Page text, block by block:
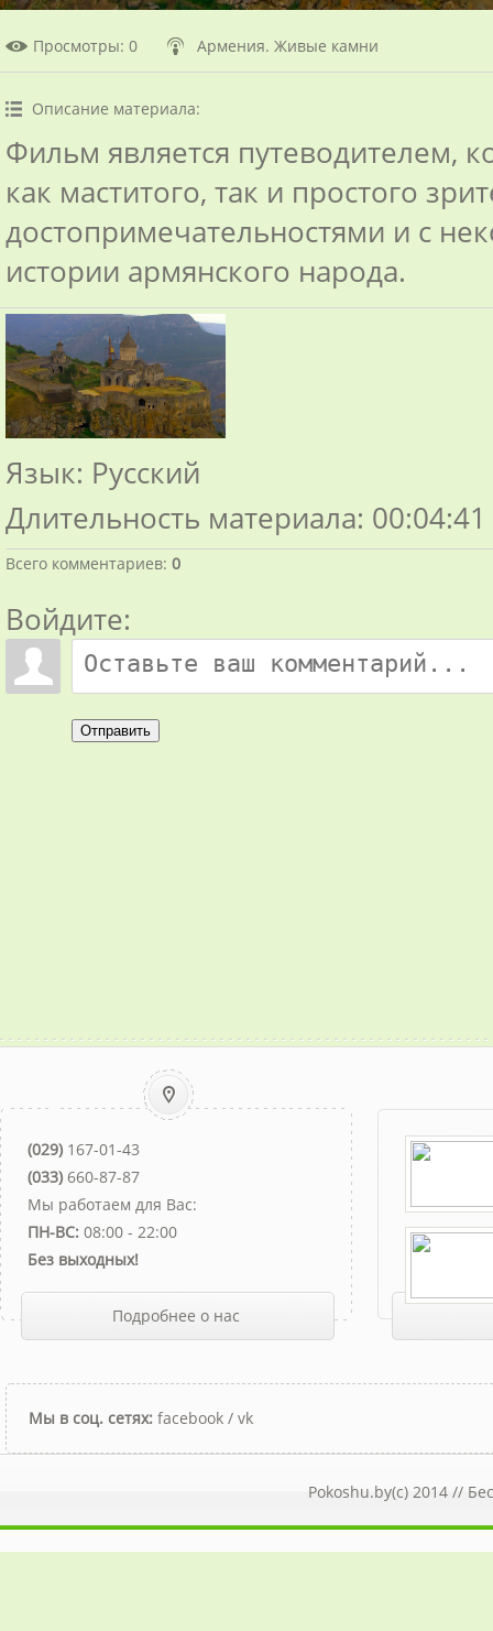
Просмотры: 0 Армения. Живые камни
Описание материала:
Фильм является путеводителем,
как маститого, так и простого
достопримечательностями и с
истории армянского народа.
Язык: Русский
Длительность материала: 00:04:41
Всего комментариев: 0
Войдите:
Отправить
(029) 167-01-43
(033) 660-87-87
Мы работаем для Вас:
ПН-ВС: 08:00 - 22:00
Без выходных!
Подробнее о нас
Мы в соц. сетях: facebook / vk
Pokoshu.by(c) 2014 //